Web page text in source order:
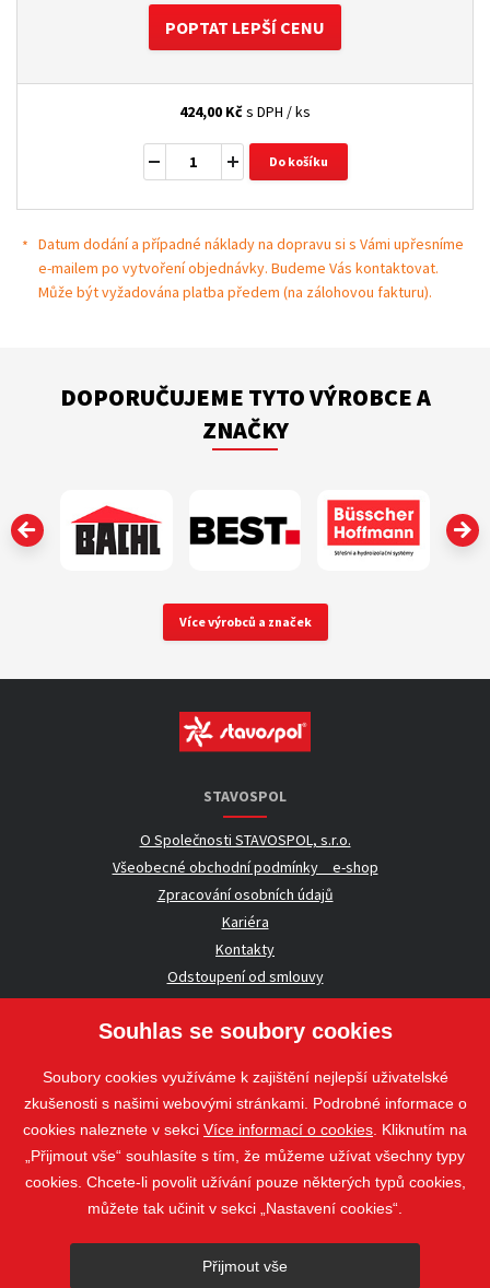
POPTAT LEPŠÍ CENU
424,00 Kčs DPH / ks
Do košíku
Datum dodání a případné náklady na dopravu si s Vámi upřesníme
e-mailem po vytvoření objednávky. Budeme Vás kontaktovat.
Může být vyžadována platba předem (na zálohovou fakturu).
DOPORUČUJEME TYTO VÝROBCE A
ZNAČKY
‹
Více výrobců a značek
STAVOSPOL
O Společnosti STAVOSPOL, s.r.o.
Všeobecné obchodní podmínky _ e-shop
Zpracování osobních údajů
Kariéra
Kontakty
Odstoupení od smlouvy
UŽITEČNÉ INFORMACE
Nezávazná poptávka
Whistleblowing
Sledujte nás
Souhlas se soubory cookies
Soubory cookies využíváme k zajištění nejlepší uživatelské
zkušenosti s našimi webovými stránkami. Podrobné informace o
cookies naleznete v sekci Více informací o cookies . Kliknutím na
„Přijmout vše“ souhlasíte s tím, že můžeme užívat všechny typy
cookies. Chcete-li povolit užívání pouze některých typů cookies,
můžete tak učinit v sekci „Nastavení cookies“.
Přijmout vše